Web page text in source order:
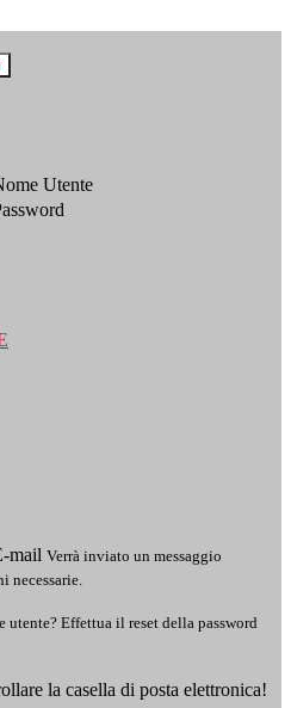
Utente
mail Verrà inviato un messaggio
necessarie.
utente? Effettua il reset della password
la casella di posta elettronica!